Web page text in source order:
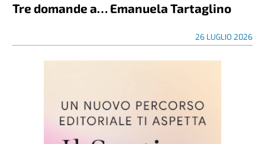
Tre domande a… Emanuela Tartaglino
26 LUGLIO 2026